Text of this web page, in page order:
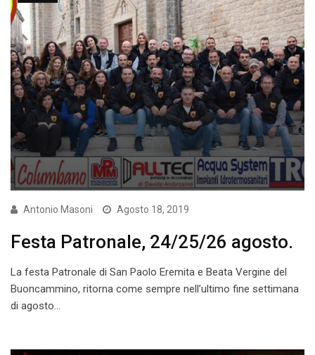
Antonio Masoni Agosto 18, 2019
Festa Patronale, 24/25/26 agosto.
La festa Patronale di San Paolo Eremita e Beata Vergine del
Buoncammino, ritorna come sempre nell’ultimo fine settimana
di agosto…